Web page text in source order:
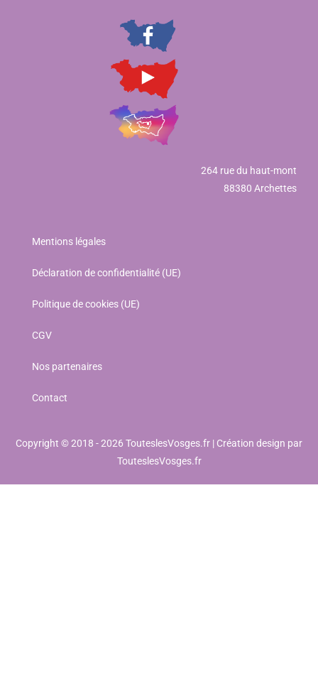
264 rue du haut-mont
88380 Archettes
Mentions légales
Déclaration de confidentialité (UE)
Politique de cookies (UE)
CGV
Nos partenaires
Contact
Copyright © 2018 - 2026 TouteslesVosges.fr | Création design par
TouteslesVosges.fr